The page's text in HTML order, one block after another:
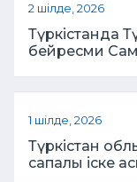
2 шілде, 2026
Түркістанда
бейресми
1 шілде, 2026
Түркістан
сапалы іске